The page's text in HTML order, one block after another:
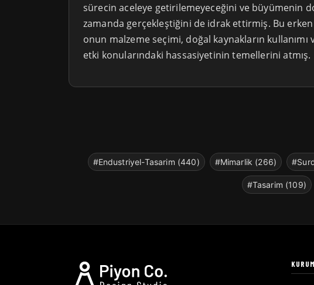
sürecin aceleye getirilemeyeceğini ve büyümenin
zamanda gerçekleştiğini de idrak ettirmiş. Bu
onun malzeme seçimi, doğal kaynakların kullanımı
etki konularındaki hassasiyetinin temellerini atmış.
#Endustriyel-Tasarim (440) #Mimarlik (266)
#Tasarim (109)